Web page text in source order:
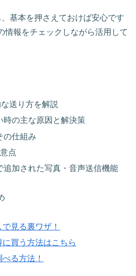
基本を押さえておけば安心です
情報をチェックしながら活用して
送り方を解説
時の主な原因と解決策
の仕組み
点
追加された写真・音声送信機能
見る裏ワザ！
買う方法はこちら
る方法！